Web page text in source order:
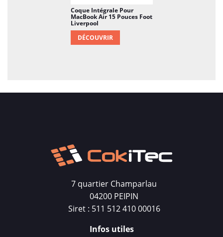
Coque Intégrale Pour
MacBook Air 15 Pouces Foot
Liverpool
DÉCOUVRIR
7 quartier Champarlau
04200 PEIPIN
Siret : 511 512 410 00016
Infos utiles